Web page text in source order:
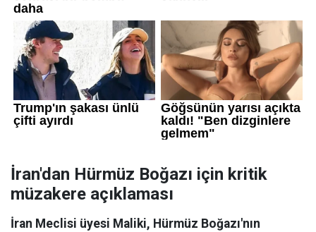
İran'dan Hürmüz Boğazı için kritik
müzakere açıklaması
İran Meclisi üyesi Maliki, Hürmüz Boğazı'nın